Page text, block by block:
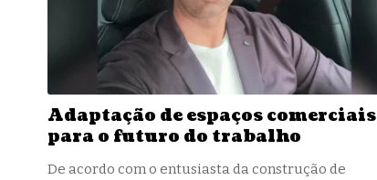
Adaptação de espaços comerciais
para o futuro do trabalho
De acordo com o entusiasta da construção de